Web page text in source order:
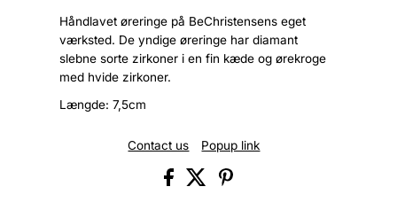
Håndlavet øreringe på BeChristensens eget
værksted. De yndige øreringe har diamant
slebne sorte zirkoner i en fin kæde og ørekroge
med hvide zirkoner.
Længde: 7,5cm
Contact us Popup link